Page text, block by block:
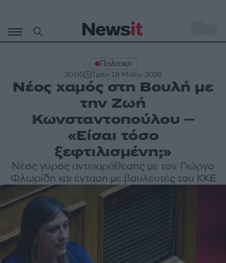
περιεχόμενο
Πολιτική
20:05 Τρίτη 19 Μαΐου 2026
Νέος χαμός στη Βουλή με
την Ζωή
Κωνσταντοπούλου –
«Είσαι τόσο
ξεφτιλισμένη;»
Νέος γύρος αντιπαράθεσης με τον Γιώργο
Φλωρίδη και ένταση με βουλευτές του ΚΚΕ